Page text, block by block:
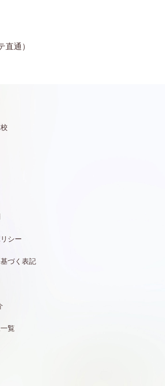
直通）
シー
づく表記
覧